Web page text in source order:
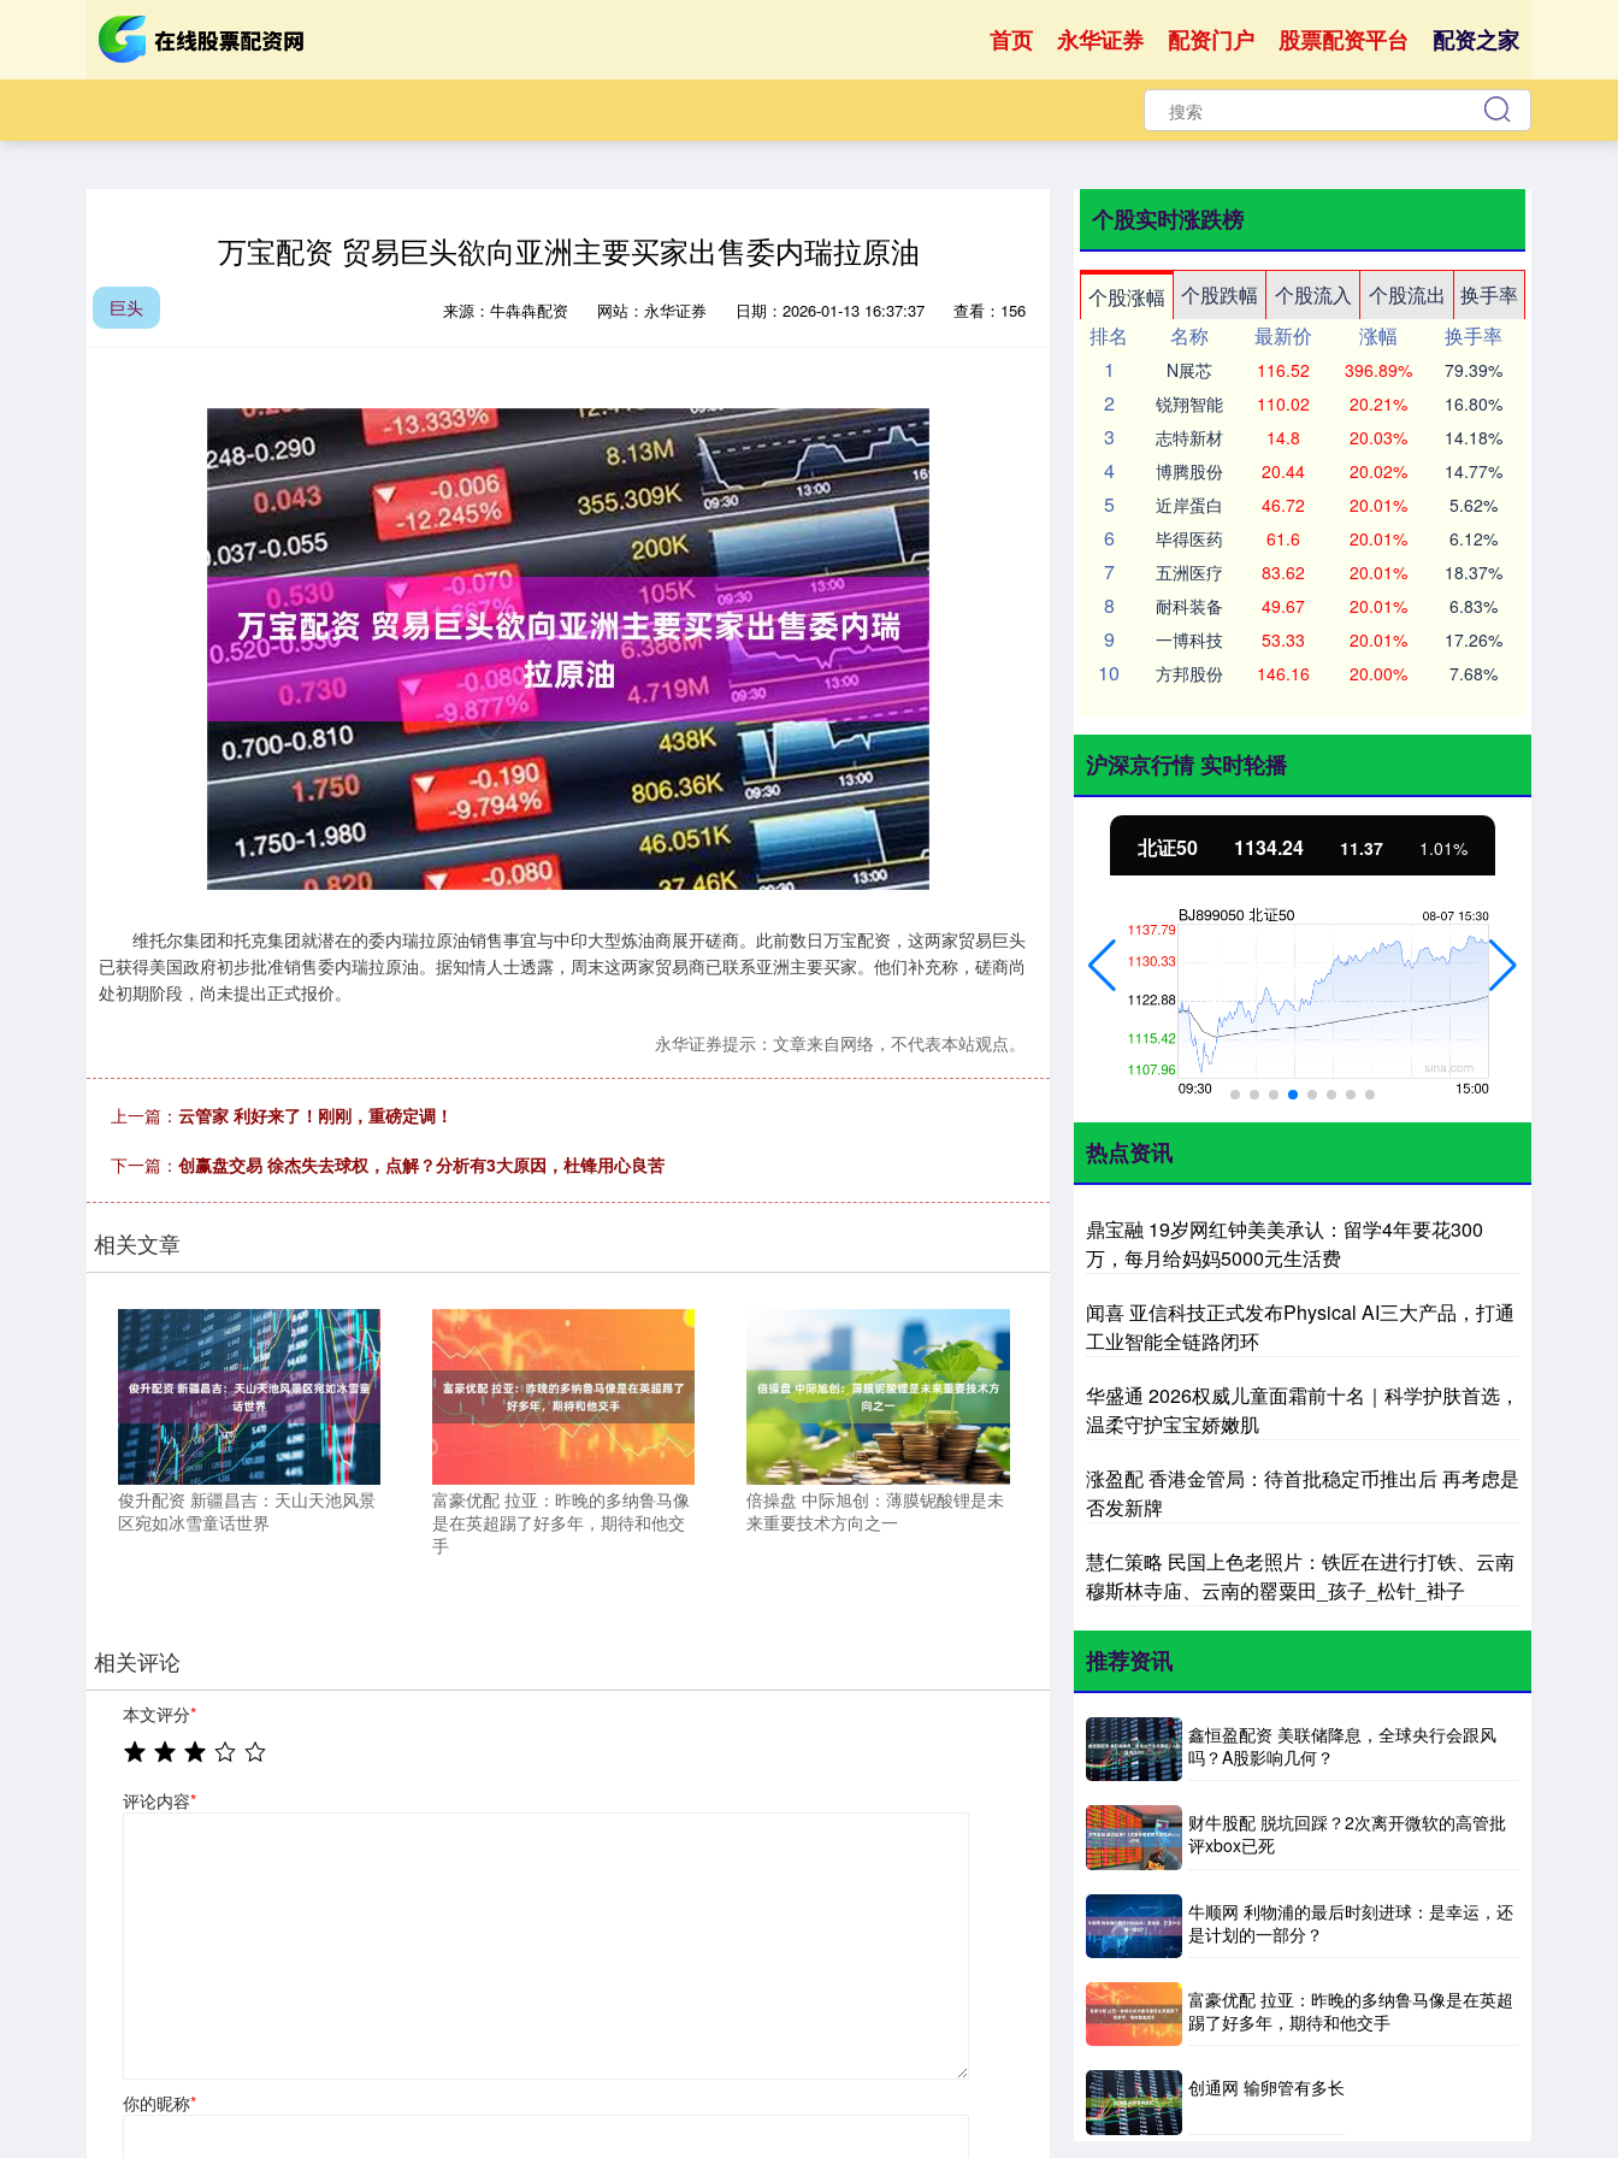
首页 永华证券 配资门户 股票配资平台 配资之家
万宝配资 贸易巨头欲向亚洲主要买家出售委内瑞拉原油
巨头 来源：牛犇犇配资 网站：永华证券 日期：2026-01-13 16:37:37 查看：156
维托尔集团和托克集团就潜在的委内瑞拉原油销售事宜与中印大型炼油商展开磋商。此前数日万宝配资，这两家贸易巨头
已获得美国政府初步批准销售委内瑞拉原油。据知情人士透露，周末这两家贸易商已联系亚洲主要买家。他们补充称，磋商尚
处初期阶段，尚未提出正式报价。
永华证券提示：文章来自网络，不代表本站观点。
上一篇： 云管家 利好来了！刚刚，重磅定调！
下一篇： 创赢盘交易 徐杰失去球权，点解？分析有3大原因，杜锋用心良苦
相关文章
俊升配资 新疆昌吉：天山天池风景
区宛如冰雪童话世界
富豪优配 拉亚：昨晚的多纳鲁马像
是在英超踢了好多年，期待和他交
手
倍操盘 中际旭创：薄膜铌酸锂是未
来重要技术方向之一
相关评论
本文评分*
评论内容*
你的昵称*
个股实时涨跌榜
个股涨幅 个股跌幅 个股流入 个股流出
换手率
排名
名称 最新价 涨幅
换手率
1
N展芯 116.52 396.89% 79.39%
2 锐翔智能 110.02 20.21% 16.80%
3 志特新材 14.8 20.03% 14.18%
4 博腾股份 20.44 20.02% 14.77%
5 近岸蛋白 46.72 20.01% 5.62%
6 毕得医药 61.6 20.01% 6.12%
7 五洲医疗 83.62 20.01% 18.37%
8 耐科装备 49.67 20.01% 6.83%
9 一博科技 53.33 20.01% 17.26%
10 方邦股份 146.16 20.00% 7.68%
沪深京行情 实时轮播
深证成指 14311.01 200.89 1.42% 沪深300 4694.44 43.13 北证50 1134.24 11.37 1.01%
热点资讯
鼎宝融 19岁网红钟美美承认：留学4年要花300
万，每月给妈妈5000元生活费
闻喜 亚信科技正式发布Physical AI三大产品，打通
工业智能全链路闭环
华盛通 2026权威儿童面霜前十名｜科学护肤首选，
温柔守护宝宝娇嫩肌
涨盈配 香港金管局：待首批稳定币推出后 再考虑是
否发新牌
慧仁策略 民国上色老照片：铁匠在进行打铁、云南
穆斯林寺庙、云南的罂粟田_孩子_松针_褂子
推荐资讯
鑫恒盈配资 美联储降息，全球央行会跟风
吗？A股影响几何？
财牛股配 脱坑回踩？2次离开微软的高管批
评xbox已死
牛顺网 利物浦的最后时刻进球：是幸运，还
是计划的一部分？
富豪优配 拉亚：昨晚的多纳鲁马像是在英超
踢了好多年，期待和他交手
创通网 输卵管有多长